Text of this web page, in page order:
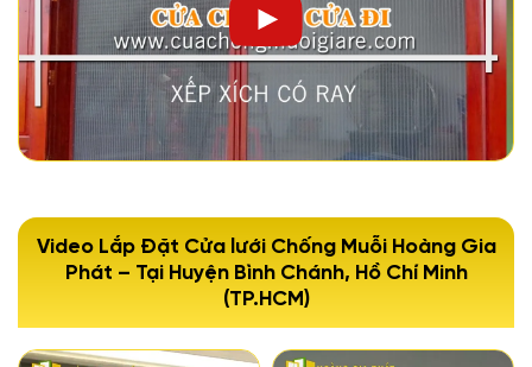
Video Lắp Đặt Cửa lưới Chống Muỗi Hoàng Gia
Phát – Tại Huyện Bình Chánh, Hồ Chí Minh
(TP.HCM)